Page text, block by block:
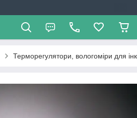
Терморегулятори, вологоміри для